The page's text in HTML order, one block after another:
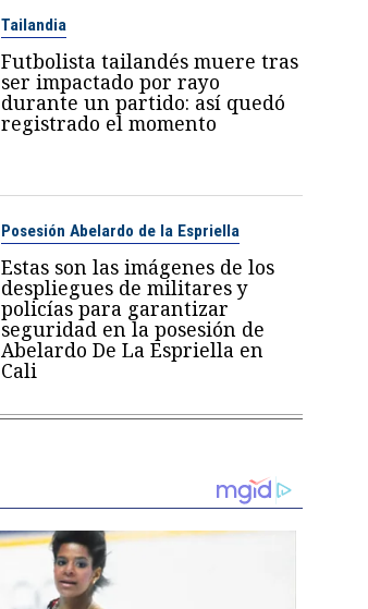
Tailandia
Futbolista tailandés muere tras
ser impactado por rayo
durante un partido: así quedó
registrado el momento
Posesión Abelardo de la Espriella
Estas son las imágenes de los
despliegues de militares y
policías para garantizar
seguridad en la posesión de
Abelardo De La Espriella en
Cali